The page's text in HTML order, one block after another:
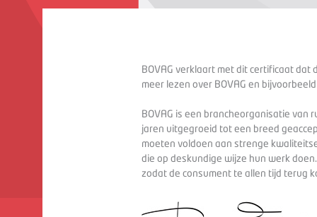
BOVAG verklaart met dit certificaat dat
meer lezen over BOVAG en
BOVAG is een brancheorganisatie van
jaren uitgegroeid tot een breed
moeten voldoen aan strenge
die op deskundige wijze hun werk
zodat de consument te allen tijd terug